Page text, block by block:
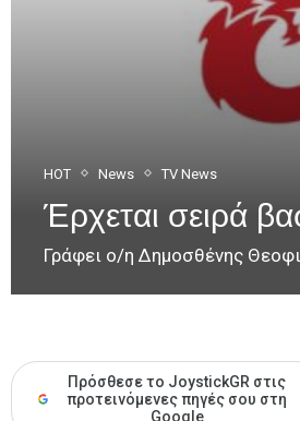
HOT News TV News
Έρχεται σειρά
Γράφει ο/η Δημοσθένης
Πρόσθεσε το JoystickGR στις
προτεινόμενες πηγές σου στη
Google